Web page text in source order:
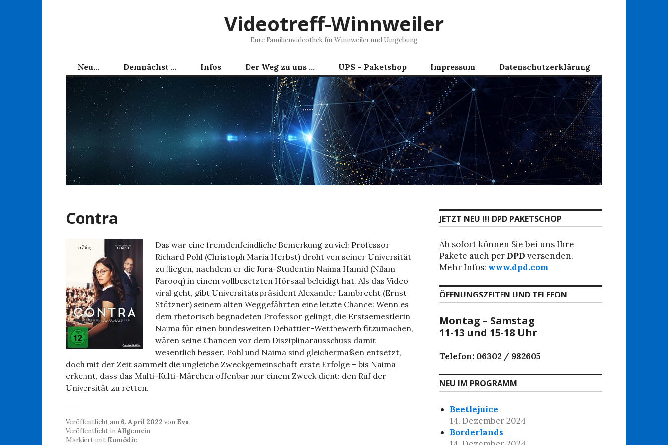
Videotreff-Winnweiler
Eure Familienvideothek für Winnweiler und Umgebung
Neu… Demnächst … Infos Der Weg zu uns … UPS – Paketshop Impressum Datenschutzerklärung
Contra
Das war eine fremdenfeindliche Bemerkung zu viel: Professor
Richard Pohl (Christoph Maria Herbst) droht von seiner Universität
zu fliegen, nachdem er die Jura-Studentin Naima Hamid (Nilam
Farooq) in einem vollbesetzten Hörsaal beleidigt hat. Als das Video
viral geht, gibt Universitätspräsident Alexander Lambrecht (Ernst
Stötzner) seinem alten Weggefährten eine letzte Chance: Wenn es
dem rhetorisch begnadeten Professor gelingt, die Erstsemestlerin
Naima für einen bundesweiten Debattier-Wettbewerb fitzumachen,
wären seine Chancen vor dem Disziplinarausschuss damit
wesentlich besser. Pohl und Naima sind gleichermaßen entsetzt,
doch mit der Zeit sammelt die ungleiche Zweckgemeinschaft erste Erfolge – bis Naima
erkennt, dass das Multi-Kulti-Märchen offenbar nur einem Zweck dient: den Ruf der
Universität zu retten.
Veröffentlicht am 6. April 2022 von Eva
Veröffentlicht inAllgemein
Markiert mit Komödie
JETZT NEU !!! DPD PAKETSCHOP
Ab sofort können Sie bei uns Ihre
Pakete auch per DPD versenden.
Mehr Infos: www.dpd.com
ÖFFNUNGSZEITEN UND TELEFON
Montag – Samstag
11-13 und 15-18 Uhr
Telefon: 06302 / 982605
NEU IM PROGRAMM
Beetlejuice
14. Dezember 2024
Borderlands